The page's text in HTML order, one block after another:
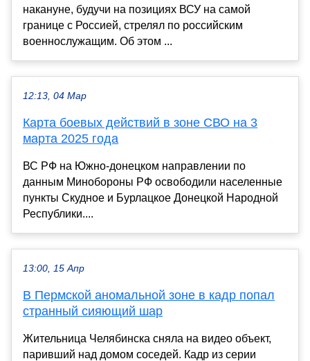
накануне, будучи на позициях ВСУ на самой
границе с Россией, стрелял по российским
военнослужащим. Об этом ...
12:13, 04 Мар
Карта боевых действий в зоне СВО на 3
марта 2025 года
ВС РФ на Южно-донецком направлении по
данным Минобороны РФ освободили населенные
пункты Скудное и Бурлацкое Донецкой Народной
Республики....
13:00, 15 Апр
В Пермской аномальной зоне в кадр попал
странный сияющий шар
Жительница Челябинска сняла на видео объект,
паривший над домом соседей. Кадр из серии